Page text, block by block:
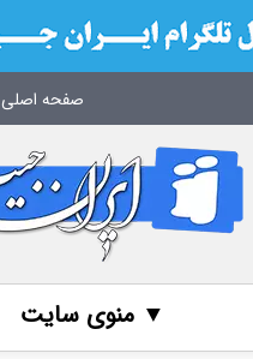
صفحه اصلی
▼ منوی سایت